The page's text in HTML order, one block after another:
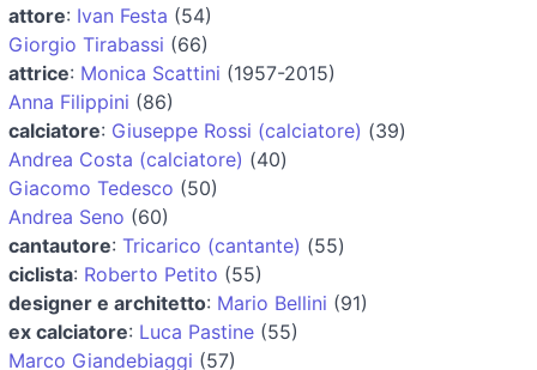
attore: Ivan Festa (54)
Giorgio Tirabassi (66)
attrice: Monica Scattini (1957-2015)
Anna Filippini (86)
calciatore: Giuseppe Rossi (calciatore) (39)
Andrea Costa (calciatore) (40)
Giacomo Tedesco (50)
Andrea Seno (60)
cantautore: Tricarico (cantante) (55)
ciclista: Roberto Petito (55)
designer e architetto: Mario Bellini (91)
ex calciatore: Luca Pastine (55)
Marco Giandebiaggi (57)